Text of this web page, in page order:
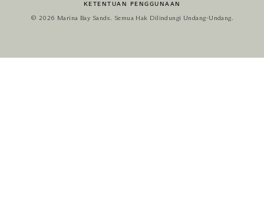
KETENTUAN PENGGUNAAN
© 2026 Marina Bay Sands. Semua Hak Dilindungi Undang-Undang.